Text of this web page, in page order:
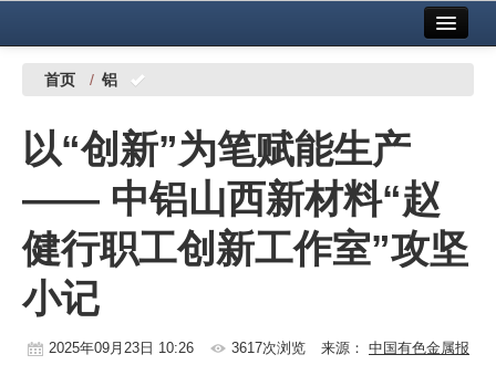
中国有色金属报社主办
铜镍铅锌
铝
稀有稀土
有色市场
科技
首页 / 铝
以“创新”为笔赋能生产
—— 中铝山西新材料“赵
健行职工创新工作室”攻坚
小记
2025年09月23日 10:26 3617次浏览 来源： 中国有色金属报